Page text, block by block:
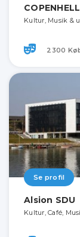
COPENHELL
Kultur, Musik &
2300
Se profil
Alsion SDU
Kultur, Café,